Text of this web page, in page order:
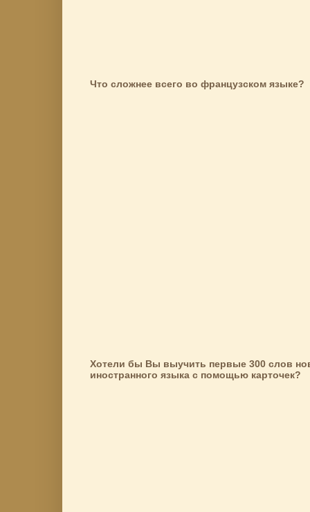
Что сложнее всего во французском языке?
Хотели бы Вы выучить первые 300 слов
иностранного языка с помощью карточек?